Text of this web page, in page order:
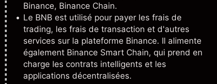
Binance, Binance Chain.
Le BNB est utilisé pour payer les frais de
trading, les frais de transaction et d'autres
services sur la plateforme Binance. Il alimente
également Binance Smart Chain, qui prend en
charge les contrats intelligents et les
applications décentralisées.